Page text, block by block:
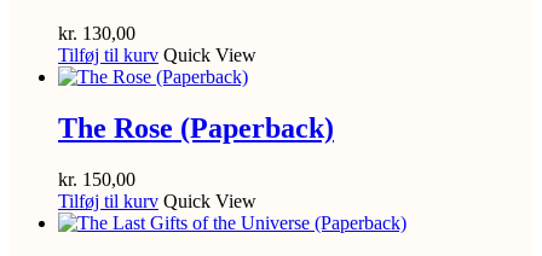
kr. 130,00
Tilføj til kurv Quick View
The Rose (Paperback)
kr. 150,00
Tilføj til kurv Quick View